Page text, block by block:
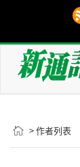
> 作者列表